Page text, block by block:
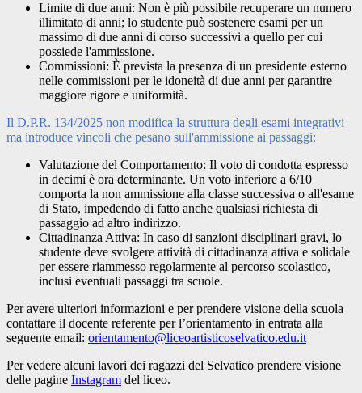
Limite di due anni: Non è più possibile recuperare un numero
illimitato di anni; lo studente può sostenere esami per un
massimo di due anni di corso successivi a quello per cui
possiede l'ammissione.
Commissioni: È prevista la presenza di un presidente esterno
nelle commissioni per le idoneità di due anni per garantire
maggiore rigore e uniformità.
Il D.P.R. 134/2025 non modifica la struttura degli esami integrativi
ma introduce vincoli che pesano sull'ammissione ai passaggi:
Valutazione del Comportamento: Il voto di condotta espresso
in decimi è ora determinante. Un voto inferiore a 6/10
comporta la non ammissione alla classe successiva o all'esame
di Stato, impedendo di fatto anche qualsiasi richiesta di
passaggio ad altro indirizzo.
Cittadinanza Attiva: In caso di sanzioni disciplinari gravi, lo
studente deve svolgere attività di cittadinanza attiva e solidale
per essere riammesso regolarmente al percorso scolastico,
inclusi eventuali passaggi tra scuole.
Per avere ulteriori informazioni e per prendere visione della scuola
contattare il docente referente per l’orientamento in entrata alla
seguente email: orientamento@liceoartisticoselvatico.edu.it
Per vedere alcuni lavori dei ragazzi del Selvatico prendere visione
delle pagine Instagram del liceo.